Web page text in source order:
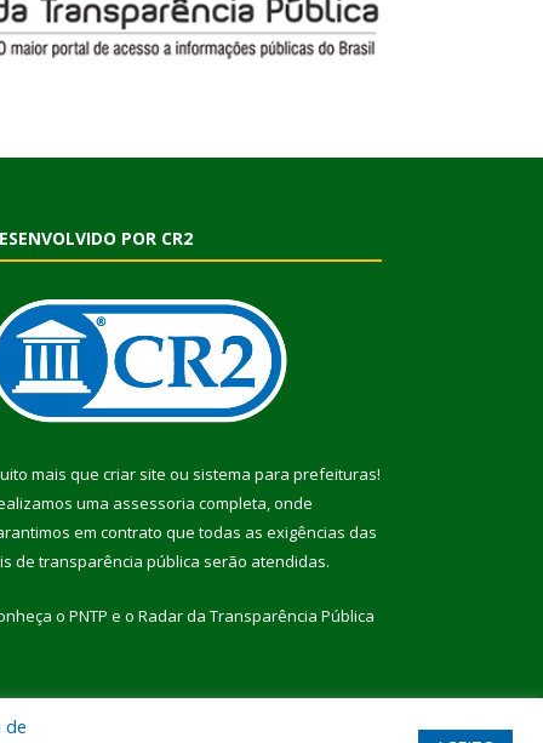
POR CR2
mais que criar site ou sistema para prefeituras!
uma assessoria completa, onde
em contrato que todas as exigências das
de transparência pública serão atendidas.
o PNTP e o Radar da Transparência Pública
de